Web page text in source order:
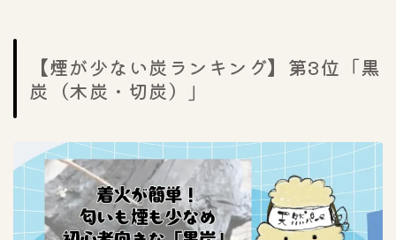
【煙が少ない炭ランキング】第3位「黒
炭（木炭・切炭）」